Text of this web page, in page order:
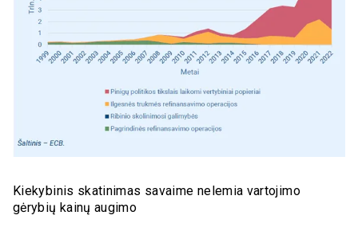
Kiekybinis skatinimas savaime nelemia vartojimo
gėrybių kainų augimo